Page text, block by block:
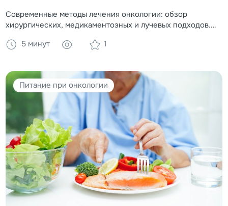
Современные методы лечения онкологии: обзор
хирургических, медикаментозных и лучевых подходов.
5 минут 1
Питание при онкологии